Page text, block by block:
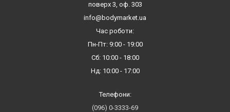
поверх 3, оф. 303
info@bodymarket.ua
Час роботи:
Пн-Пт: 9:00 - 19:00
Сб: 10:00 - 18:00
Нд: 10:00 - 17:00
Телефони:
(096) 0-3333-69